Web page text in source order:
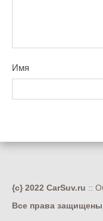
Имя
{c} 2022 CarSuv.ru ::
Все права